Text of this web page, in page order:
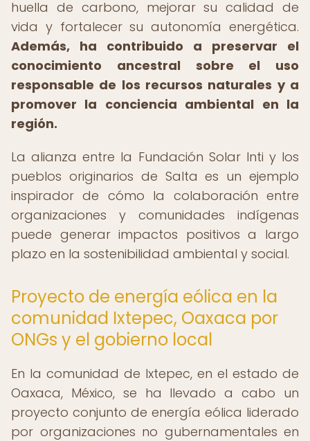
huella de carbono, mejorar su calidad de
vida y fortalecer su autonomía energética.
Además, ha contribuido a preservar el
conocimiento ancestral sobre el uso
responsable de los recursos naturales y a
promover la conciencia ambiental en la
región.
La alianza entre la Fundación Solar Inti y los
pueblos originarios de Salta es un ejemplo
inspirador de cómo la colaboración entre
organizaciones y comunidades indígenas
puede generar impactos positivos a largo
plazo en la sostenibilidad ambiental y social.
Proyecto de energía eólica en la
comunidad Ixtepec, Oaxaca por
ONGs y el gobierno local
En la comunidad de Ixtepec, en el estado de
Oaxaca, México, se ha llevado a cabo un
proyecto conjunto de energía eólica liderado
por organizaciones no gubernamentales en